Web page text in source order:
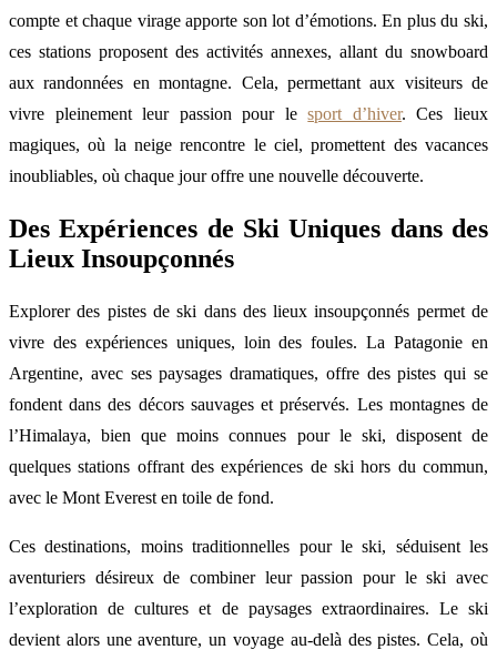
compte et chaque virage apporte son lot d’émotions. En plus du ski,
ces stations proposent des activités annexes, allant du snowboard
aux randonnées en montagne. Cela, permettant aux visiteurs de
vivre pleinement leur passion pour lesport d’hiver. Ces lieux
magiques, où la neige rencontre le ciel, promettent des vacances
inoubliables, où chaque jour offre une nouvelle découverte.
Des Expériences de Ski Uniques dans des
Lieux Insoupçonnés
Explorer des pistes de ski dans des lieux insoupçonnés permet de
vivre des expériences uniques, loin des foules. La Patagonie en
Argentine, avec ses paysages dramatiques, offre des pistes qui se
fondent dans des décors sauvages et préservés. Les montagnes de
l’Himalaya, bien que moins connues pour le ski, disposent de
quelques stations offrant des expériences de ski hors du commun,
avec le Mont Everest en toile de fond.
Ces destinations, moins traditionnelles pour le ski, séduisent les
aventuriers désireux de combiner leur passion pour le ski avec
l’exploration de cultures et de paysages extraordinaires. Le ski
devient alors une aventure, un voyage au-delà des pistes. Cela, où